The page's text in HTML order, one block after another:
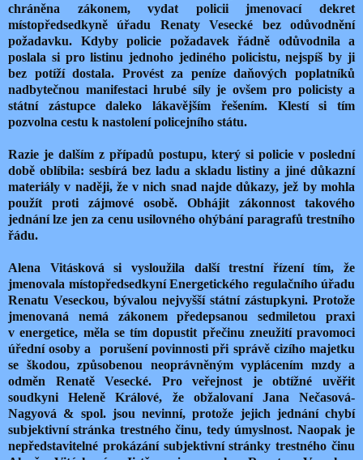
chráněna zákonem, vydat policii jmenovací dekret
místopředsedkyně úřadu Renaty Vesecké bez odůvodnění
požadavku. Kdyby policie požadavek řádně odůvodnila a
poslala si pro listinu jednoho jediného policistu, nejspíš by ji
bez potíží dostala. Provést za peníze daňových poplatníků
nadbytečnou manifestaci hrubé síly je ovšem pro policisty a
státní zástupce daleko lákavějším řešením. Klestí si tím
pozvolna cestu k nastolení policejního státu.
Razie je dalším z případů postupu, který si policie v poslední
době oblíbila: sesbírá bez ladu a skladu listiny a jiné důkazní
materiály v naději, že v nich snad najde důkazy, jež by mohla
použít proti zájmové osobě. Obhájit zákonnost takového
jednání lze jen za cenu usilovného ohýbání paragrafů trestního
řádu.
Alena Vitásková si vysloužila další trestní řízení tím, že
jmenovala místopředsedkyní Energetického regulačního úřadu
Renatu Veseckou, bývalou nejvyšší státní zástupkyni. Protože
jmenovaná nemá zákonem předepsanou sedmiletou praxi
v energetice, měla se tím dopustit přečinu zneužití pravomoci
úřední osoby a porušení povinnosti při správě cizího majetku
se škodou, způsobenou neoprávněným vyplácením mzdy a
odměn Renatě Vesecké. Pro veřejnost je obtížné uvěřit
soudkyni Heleně Králové, že obžalovaní Jana Nečasová-
Nagyová & spol. jsou nevinní, protože jejich jednání chybí
subjektivní stránka trestného činu, tedy úmyslnost. Naopak je
nepředstavitelné prokázání subjektivní stránky trestného činu